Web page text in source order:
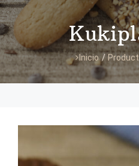
Inicio /